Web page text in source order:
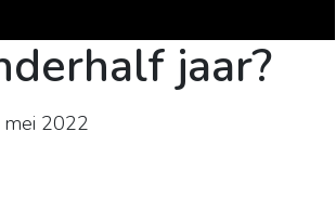
jaar?
2022